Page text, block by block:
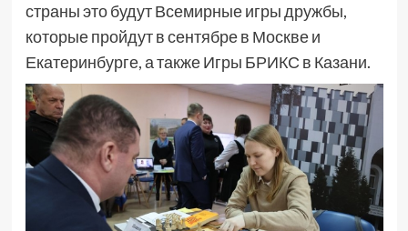
страны это будут Всемирные игры дружбы,
которые пройдут в сентябре в Москве и
Екатеринбурге, а также Игры БРИКС в Казани.